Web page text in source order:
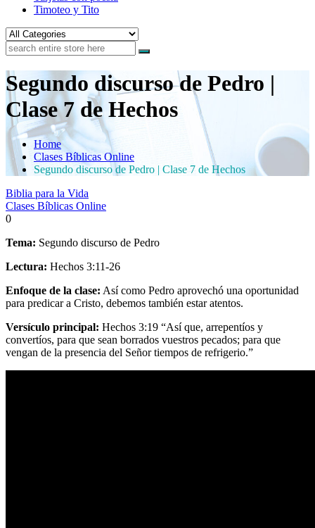
Timoteo y Tito
Segundo discurso de Pedro |
Clase 7 de Hechos
Home
Clases Bíblicas Online
Segundo discurso de Pedro | Clase 7 de Hechos
Biblia para la Vida
Clases Bíblicas Online
0
Tema: Segundo discurso de Pedro
Lectura: Hechos 3:11-26
Enfoque de la clase: Así como Pedro aprovechó una oportunidad
para predicar a Cristo, debemos también estar atentos.
Versículo principal: Hechos 3:19 “Así que, arrepentíos y
convertíos, para que sean borrados vuestros pecados; para que
vengan de la presencia del Señor tiempos de refrigerio.”